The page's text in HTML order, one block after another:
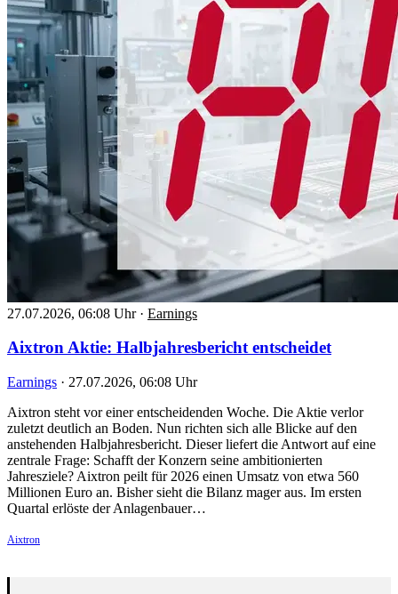
27.07.2026, 06:08 Uhr · Earnings
Aixtron Aktie: Halbjahresbericht entscheidet
Earnings · 27.07.2026, 06:08 Uhr
Aixtron steht vor einer entscheidenden Woche. Die Aktie verlor
zuletzt deutlich an Boden. Nun richten sich alle Blicke auf den
anstehenden Halbjahresbericht. Dieser liefert die Antwort auf eine
zentrale Frage: Schafft der Konzern seine ambitionierten
Jahresziele? Aixtron peilt für 2026 einen Umsatz von etwa 560
Millionen Euro an. Bisher sieht die Bilanz mager aus. Im ersten
Quartal erlöste der Anlagenbauer…
Aixtron